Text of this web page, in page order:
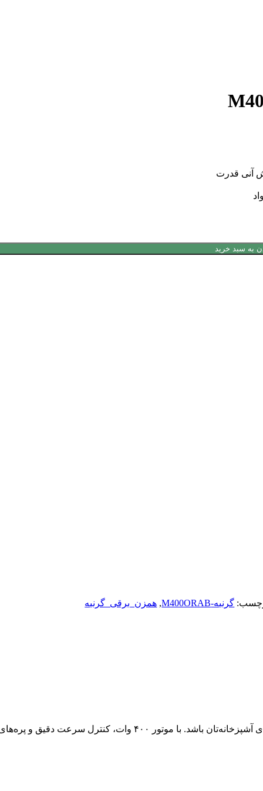
به سبد خرید
گرنیه-M400ORAB , همزن_برقی_گرنیه
می‌تواند انتخابی عالی برای آشپزخانه‌تان باشد. با موتور ۴۰۰ وات، کنترل سرعت دقیق و